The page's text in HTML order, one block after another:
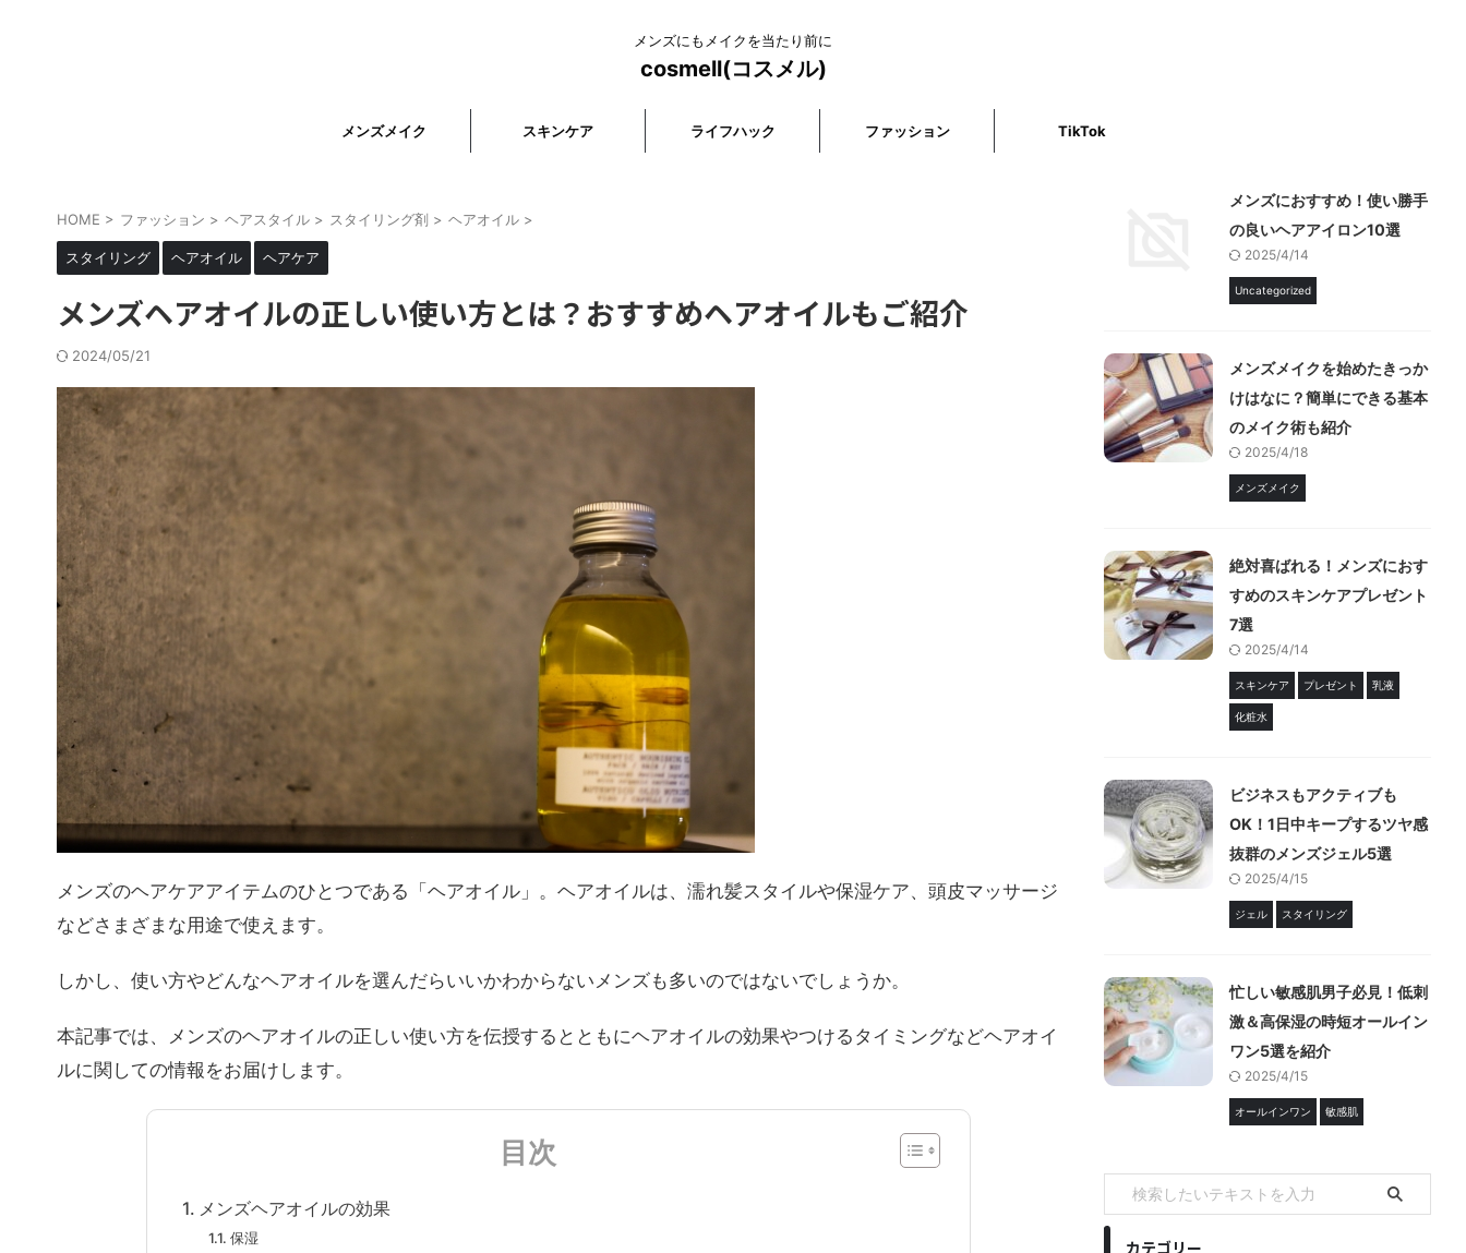
メンズにもメイクを当たり前に
cosmell(コスメル)
メンズメイク スキンケア ライフハック ファッション TikTok
HOME > ファッション > ヘアスタイル > スタイリング剤 > ヘアオイル >
スタイリング ヘアオイル ヘアケア
メンズヘアオイルの正しい使い方とは？おすすめヘアオイルもご紹介
2024/05/21
メンズのヘアケアアイテムのひとつである「ヘアオイル」。ヘアオイルは、濡れ髪スタイルや保湿ケア、頭皮マッサージ
などさまざまな用途で使えます。
しかし、使い方やどんなヘアオイルを選んだらいいかわからないメンズも多いのではないでしょうか。
本記事では、メンズのヘアオイルの正しい使い方を伝授するとともにヘアオイルの効果やつけるタイミングなどヘアオイ
ルに関しての情報をお届けします。
目次
メンズヘアオイルの効果
保湿
メンズにおすすめ！使い勝手
の良いヘアアイロン10選
2025/4/14
Uncategorized
メンズメイクを始めたきっか
けはなに？簡単にできる基本
のメイク術も紹介
2025/4/18
メンズメイク
絶対喜ばれる！メンズにおす
すめのスキンケアプレゼント
7選
2025/4/14
スキンケア プレゼント 乳液
化粧水
ビジネスもアクティブも
OK！1日中キープするツヤ感
抜群のメンズジェル5選
2025/4/15
ジェル スタイリング
忙しい敏感肌男子必見！低刺
激＆高保湿の時短オールイン
ワン5選を紹介
2025/4/15
オールインワン 敏感肌
カテゴリー